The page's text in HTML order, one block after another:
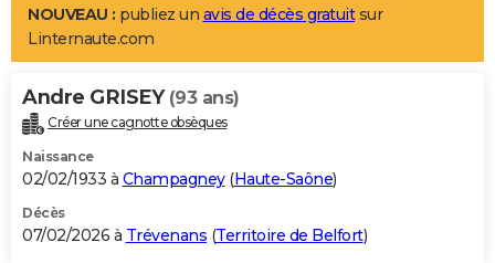
LIFESTYLE
Art de vivre
Bien-être
Loisirs
Mode
Modes de vie
Alimentation
Guide de la santé
Maladies
Médicaments
Sommeil
VOYAGE
Destinations
City break
Voyage nature
Voyage de noces
Forum
Climat
+PHOTO
GUIDES D'ACHAT
BONS PLANS
NOUVEAU : publiez un avis de décès gratuitsur
Linternaute.com
Andre GRISEY (93 ans)
Créer une cagnotte obsèques
Naissance
02/02/1933 à Champagney(Haute-Saône)
Décès
07/02/2026 à Trévenans (Territoire de Belfort)